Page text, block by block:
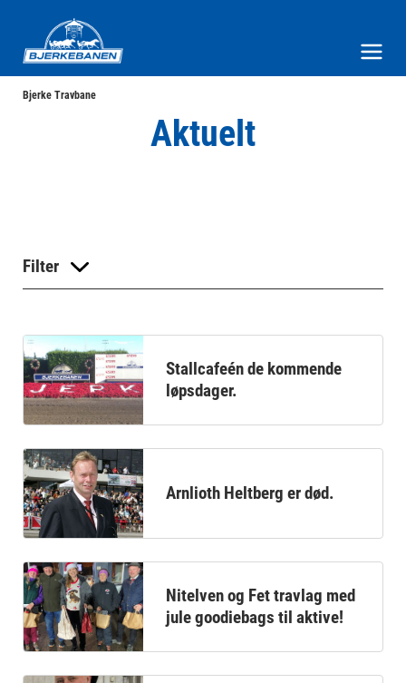
Bjerke Travbane
Aktuelt
Filter
Stallcafeén de kommende
løpsdager.
Arnlioth Heltberg er død.
Nitelven og Fet travlag med
jule goodiebags til aktive!